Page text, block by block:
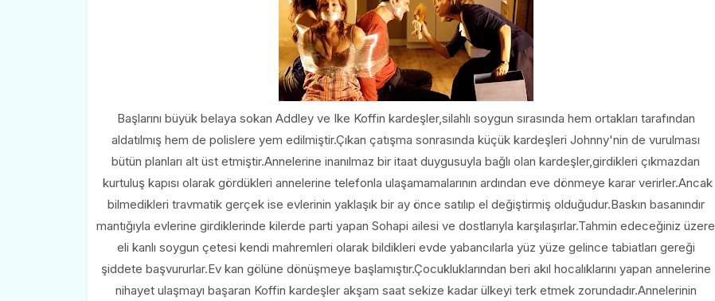
Başlarını büyük belaya sokan Addley ve Ike Koffin kardeşler,silahlı soygun sırasında hem ortakları tarafından
aldatılmış hem de polislere yem edilmiştir.Çıkan çatışma sonrasında küçük kardeşleri Johnny'nin de vurulması
bütün planları alt üst etmiştir.Annelerine inanılmaz bir itaat duygusuyla bağlı olan kardeşler,girdikleri çıkmazdan
kurtuluş kapısı olarak gördükleri annelerine telefonla ulaşamamalarının ardından eve dönmeye karar verirler.Ancak
bilmedikleri travmatik gerçek ise evlerinin yaklaşık bir ay önce satılıp el değiştirmiş olduğudur.Baskın basanındır
mantığıyla evlerine girdiklerinde kilerde parti yapan Sohapi ailesi ve dostlarıyla karşılaşırlar.Tahmin edeceğiniz üzere
eli kanlı soygun çetesi kendi mahremleri olarak bildikleri evde yabancılarla yüz yüze gelince tabiatları gereği
şiddete başvururlar.Ev kan gölüne dönüşmeye başlamıştır.Çocukluklarından beri akıl hocalıklarını yapan annelerine
nihayet ulaşmayı başaran Koffin kardeşler akşam saat sekize kadar ülkeyi terk etmek zorundadır.Annelerinin